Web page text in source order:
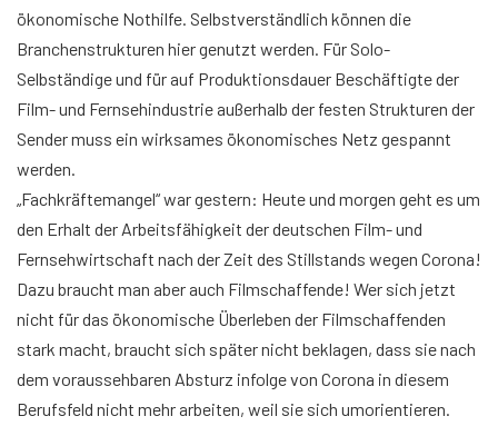
ökonomische Nothilfe. Selbstverständlich können die
Branchenstrukturen hier genutzt werden. Für Solo-
Selbständige und für auf Produktionsdauer Beschäftigte der
Film- und Fernsehindustrie außerhalb der festen Strukturen der
Sender muss ein wirksames ökonomisches Netz gespannt
werden.
„Fachkräftemangel“ war gestern: Heute und morgen geht es um
den Erhalt der Arbeitsfähigkeit der deutschen Film- und
Fernsehwirtschaft nach der Zeit des Stillstands wegen Corona!
Dazu braucht man aber auch Filmschaffende! Wer sich jetzt
nicht für das ökonomische Überleben der Filmschaffenden
stark macht, braucht sich später nicht beklagen, dass sie nach
dem voraussehbaren Absturz infolge von Corona in diesem
Berufsfeld nicht mehr arbeiten, weil sie sich umorientieren.